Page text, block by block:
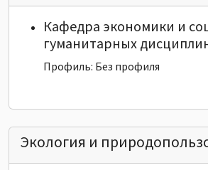
Кафедра экономики и
гуманитарных
Профиль: Без профиля
Экология и